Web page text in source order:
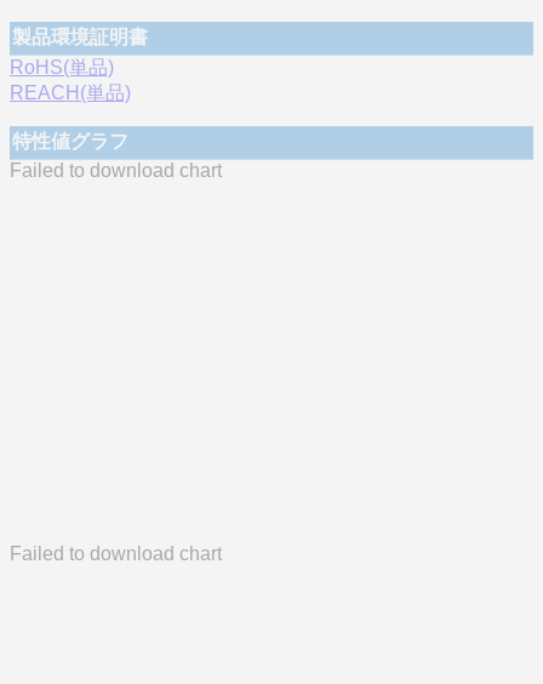
製品環境証明書
RoHS(単品)
REACH(単品)
特性値グラフ
Failed to download chart
Failed to download chart